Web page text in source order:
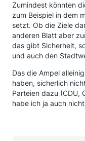
aktuellen
'eiern' die
Frankreich oder
In Frankreich
Strom unter
Energieversorger
Gaspreise
Schauen wir mal,
Zumindest könnten
zum Beispiel in dem
setzt. Ob die Ziele
anderen Blatt aber
das gibt Sicherheit,
und auch den
Das die Ampel
haben, sicherlich
Parteien dazu (CDU,
habe ich ja auch